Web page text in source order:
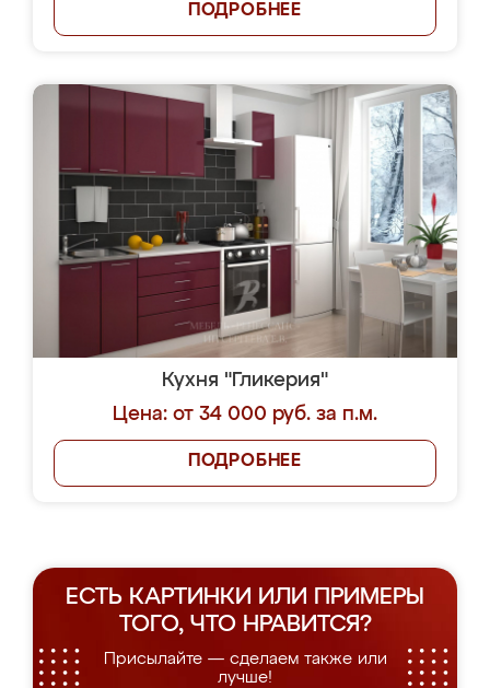
ПОДРОБНЕЕ
Кухня "Гликерия"
Цена: от 34 000 руб. за п.м.
ПОДРОБНЕЕ
ЕСТЬ КАРТИНКИ ИЛИ ПРИМЕРЫ
ТОГО, ЧТО НРАВИТСЯ?
Присылайте — сделаем также или
лучше!